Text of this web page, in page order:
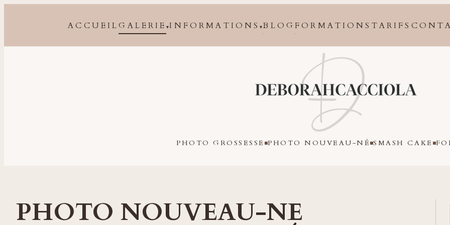
ACCUEILGALERIE▾INFORMATIONS▾BLOGFORMATIONS TARIFS
PHOTO GROSSESSE PHOTO NOUVEAU-NÉ SMASH CAKE
PHOTO NOUVEAU-NE